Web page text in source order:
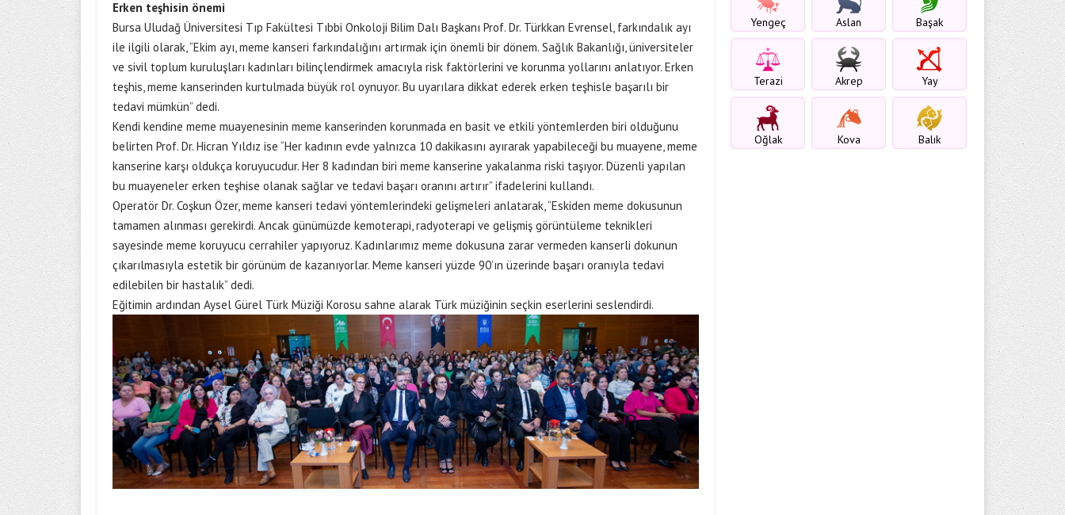
Erken teşhisin önemi
Bursa Uludağ Üniversitesi Tıp Fakültesi Tıbbi Onkoloji Bilim Dalı Başkanı Prof. Dr. Türkkan Evrensel, farkındalık ayı
ile ilgili olarak, “Ekim ayı, meme kanseri farkındalığını artırmak için önemli bir dönem. Sağlık Bakanlığı, üniversiteler
ve sivil toplum kuruluşları kadınları bilinçlendirmek amacıyla risk faktörlerini ve korunma yollarını anlatıyor. Erken
teşhis, meme kanserinden kurtulmada büyük rol oynuyor. Bu uyarılara dikkat ederek erken teşhisle başarılı bir
tedavi mümkün” dedi.
Kendi kendine meme muayenesinin meme kanserinden korunmada en basit ve etkili yöntemlerden biri olduğunu
belirten Prof. Dr. Hicran Yıldız ise “Her kadının evde yalnızca 10 dakikasını ayırarak yapabileceği bu muayene, meme
kanserine karşı oldukça koruyucudur. Her 8 kadından biri meme kanserine yakalanma riski taşıyor. Düzenli yapılan
bu muayeneler erken teşhise olanak sağlar ve tedavi başarı oranını artırır” ifadelerini kullandı.
Operatör Dr. Coşkun Özer, meme kanseri tedavi yöntemlerindeki gelişmeleri anlatarak, “Eskiden meme dokusunun
tamamen alınması gerekirdi. Ancak günümüzde kemoterapi, radyoterapi ve gelişmiş görüntüleme teknikleri
sayesinde meme koruyucu cerrahiler yapıyoruz. Kadınlarımız meme dokusuna zarar vermeden kanserli dokunun
çıkarılmasıyla estetik bir görünüm de kazanıyorlar. Meme kanseri yüzde 90’ın üzerinde başarı oranıyla tedavi
edilebilen bir hastalık” dedi.
Eğitimin ardından Aysel Gürel Türk Müziği Korosu sahne alarak Türk müziğinin seçkin eserlerini seslendirdi.
Yengeç Aslan Başak
Terazi Akrep Yay
Oğlak Kova Balık